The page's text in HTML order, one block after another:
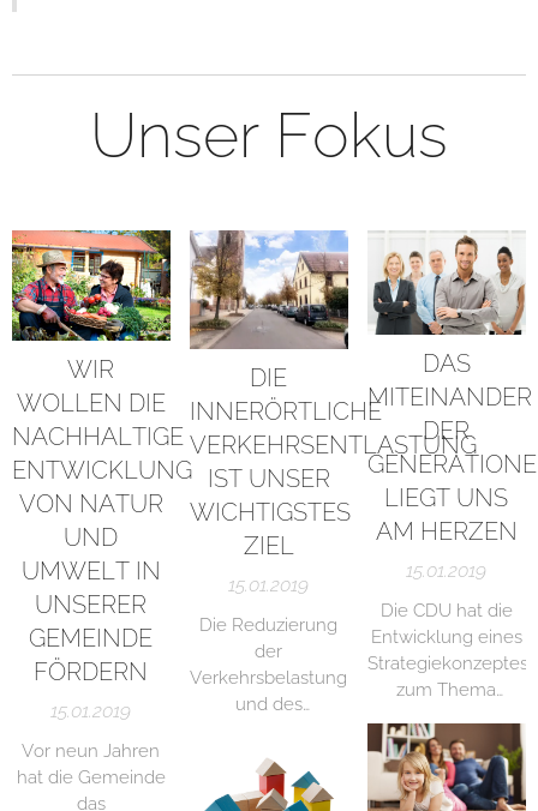
Unser Fokus
WIR
WOLLEN DIE
NACHHALTIGE
ENTWICKLUNG
VON NATUR
UND
UMWELT IN
UNSERER
GEMEINDE
FÖRDERN
15.01.2019
Vor neun Jahren
hat die Gemeinde
das
DIE
INNERÖRTLICHE
VERKEHRSENTLASTUNG
IST UNSER
WICHTIGSTES
ZIEL
15.01.2019
Die Reduzierung
der
Verkehrsbelastung
und des
damit
einhergehend
DAS
MITEINANDER
DER
LIEGT UNS
AM HERZEN
15.01.2019
Die CDU hat die
Entwicklung eines
Strategiekonzeptes
zum Thema
sowie einen
Arbeitskreis